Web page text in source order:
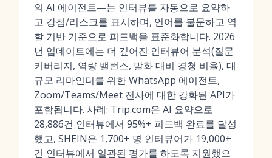
의 AI 에이전트—는 인터뷰를 자동으로 요약하
고 강점/리스크를 표시하며, 언어를 불문하고 역
할 기반 기준으로 피드백을 표준화합니다. 2026
년 업데이트에는 더 깊어진 인터뷰어 분석(질문
커버리지, 역량 밸런스, 발화 대비 경청 비율), 대
규모 리마인더를 위한 WhatsApp 에이전트,
Zoom/Teams/Meet 전사에 대한 강화된 API가
포함됩니다. 사례: Trip.com은 AI 요약으로
28,886건 인터뷰에서 95%+ 피드백 완료를 달성
했고, SHEIN은 1,700+ 명 인터뷰어가 19,000+
건 인터뷰에서 일관된 평가를 하도록 지원했으